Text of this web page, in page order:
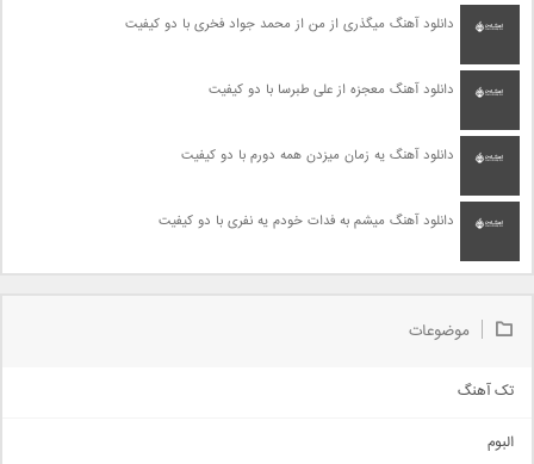
دانلود آهنگ میگذری از من از محمد جواد فخری با دو کیفیت
دانلود آهنگ معجزه از علی طبرسا با دو کیفیت
دانلود آهنگ یه زمان میزدن همه دورم با دو کیفیت
دانلود آهنگ میشم به فدات خودم یه نفری با دو کیفیت
موضوعات
تک آهنگ
البوم